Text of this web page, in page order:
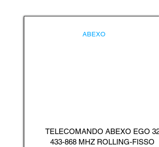
ABEXO
TELECOMANDO ABEXO EGO 32
433-868 MHZ ROLLING-FISSO